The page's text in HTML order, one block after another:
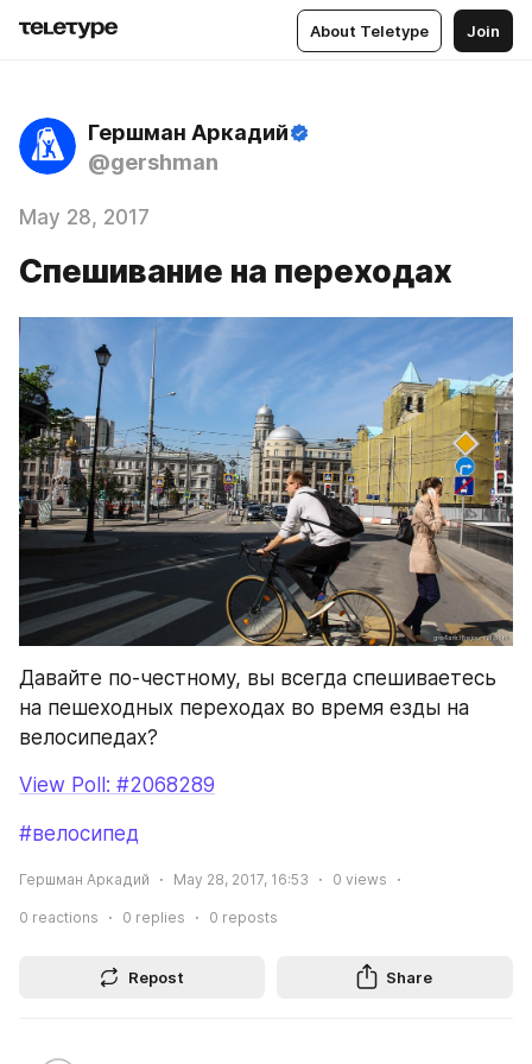
About Teletype Join
Гершман Аркадий
@gershman
May 28, 2017
Спешивание на переходах
Давайте по-честному, вы всегда спешиваетесь
на пешеходных переходах во время езды на
велосипедах?
View Poll: #2068289
#велосипед
Гершман Аркадий May 28, 2017, 16:53 0 views
0 reactions 0 replies 0 reposts
Repost Share